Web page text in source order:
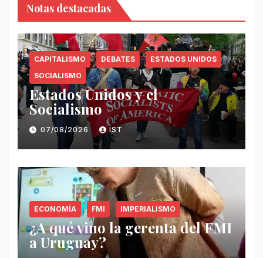
Notas destacadas
CAPITALISMO DEBATES
ESTADOS UNIDOS
SOCIALISMO
Estados Unidos y el
Socialismo
07/08/2026 IST
ECONOMÍA FMI IMPERIALISMO
¿A qué vino la gerenta del FMI
a Uruguay?